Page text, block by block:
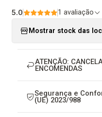
5.0 1 avaliação
Mostrar stock das
ATENÇÃO:
ENCOMENDAS
Segurança e
(UE) 2023/988